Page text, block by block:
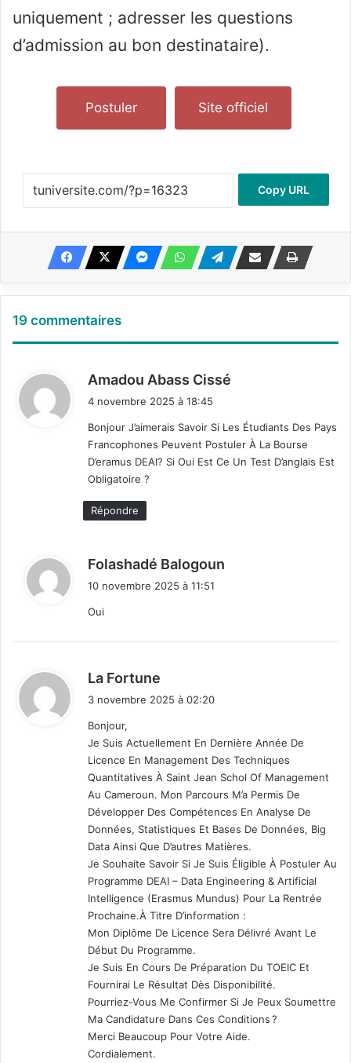
uniquement ; adresser les questions
d’admission au bon destinataire).
Postuler Site officiel
Copy URL
19 commentaires
Amadou Abass Cissé
:
4 novembre 2025 à 18:45
Bonjour J’aimerais Savoir Si Les Étudiants Des Pays
Francophones Peuvent Postuler À La Bourse
D’eramus DEAI? Si Oui Est Ce Un Test D’anglais Est
Obligatoire ?
Répondre
Folashadé Balogoun
10 novembre 2025 à 11:51
Oui
La Fortune
:
3 novembre 2025 à 02:20
Bonjour,
Je Suis Actuellement En Dernière Année De
Licence En Management Des Techniques
Quantitatives À Saint Jean Schol Of Management
Au Cameroun. Mon Parcours M’a Permis De
Développer Des Compétences En Analyse De
Données, Statistiques Et Bases De Données, Big
Data Ainsi Que D’autres Matières.
Je Souhaite Savoir Si Je Suis Éligible À Postuler Au
Programme DEAI – Data Engineering & Artificial
Intelligence (Erasmus Mundus) Pour La Rentrée
Prochaine.À Titre D’information :
Mon Diplôme De Licence Sera Délivré Avant Le
Début Du Programme.
Je Suis En Cours De Préparation Du TOEIC Et
Fournirai Le Résultat Dès Disponibilité.
Pourriez-Vous Me Confirmer Si Je Peux Soumettre
Ma Candidature Dans Ces Conditions ?
Merci Beaucoup Pour Votre Aide.
Cordialement.